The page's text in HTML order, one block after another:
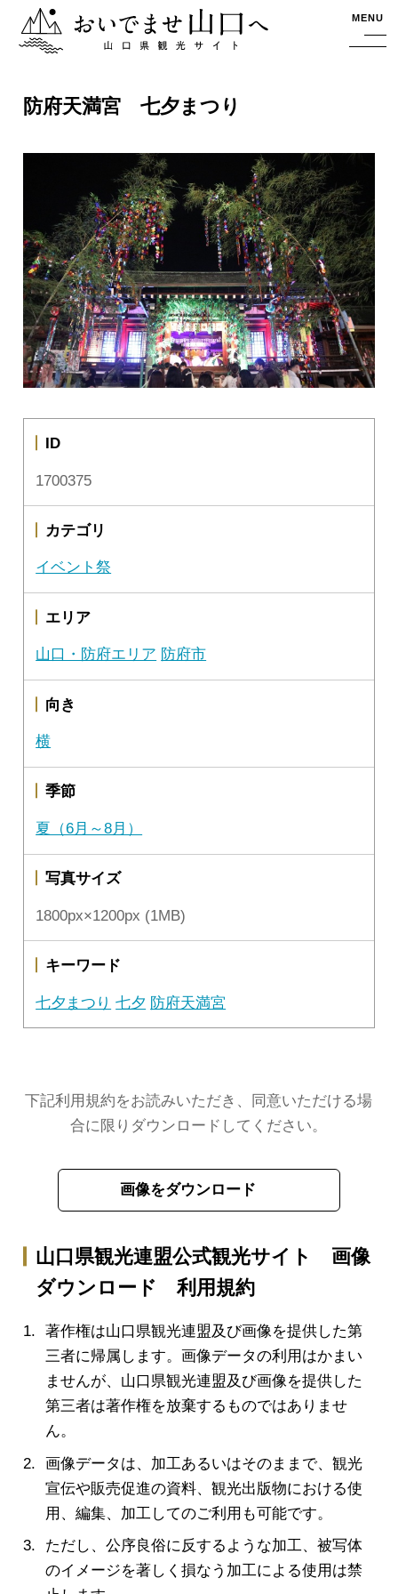
おいでませ山口へー山口県観光サイト MENU
防府天満宮 七夕まつり
ID
1700375
カテゴリ
イベント祭
エリア
山口・防府エリア 防府市
向き
横
季節
夏（6月～8月）
写真サイズ
1800px×1200px (1MB)
キーワード
七夕まつり 七夕 防府天満宮
下記利用規約をお読みいただき、同意いただける場
合に限りダウンロードしてください。
画像をダウンロード
山口県観光連盟公式観光サイト 画像
ダウンロード 利用規約
著作権は山口県観光連盟及び画像を提供した第
三者に帰属します。画像データの利用はかまい
ませんが、山口県観光連盟及び画像を提供した
第三者は著作権を放棄するものではありませ
ん。
画像データは、加工あるいはそのままで、観光
宣伝や販売促進の資料、観光出版物における使
用、編集、加工してのご利用も可能です。
ただし、公序良俗に反するような加工、被写体
のイメージを著しく損なう加工による使用は禁